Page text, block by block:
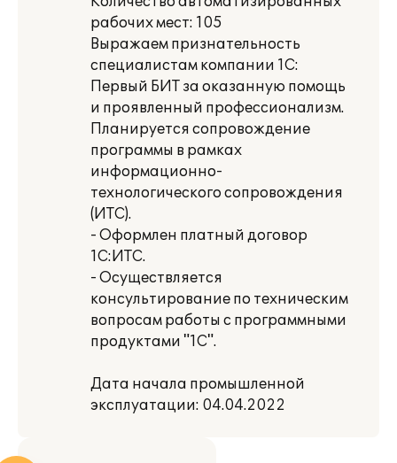
рабочих мест: 105
Выражаем признательность
специалистам компании 1С:
Первый БИТ за оказанную помощь
и проявленный профессионализм.
Планируется сопровождение
программы в рамках
информационно-
технологического сопровождения
(ИТС).
- Оформлен платный договор
1С:ИТС.
- Осуществляется
консультирование по техническим
вопросам работы с программными
продуктами "1С".
Дата начала промышленной
эксплуатации: 04.04.2022